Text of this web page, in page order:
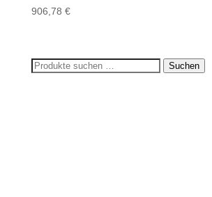
906,78 €
Suchen
Suchen